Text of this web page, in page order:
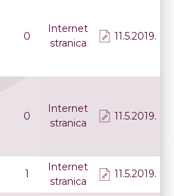
0
Internet
stranica
11.5.2019.
0
Internet
stranica
11.5.2019.
1
Internet
stranica
11.5.2019.